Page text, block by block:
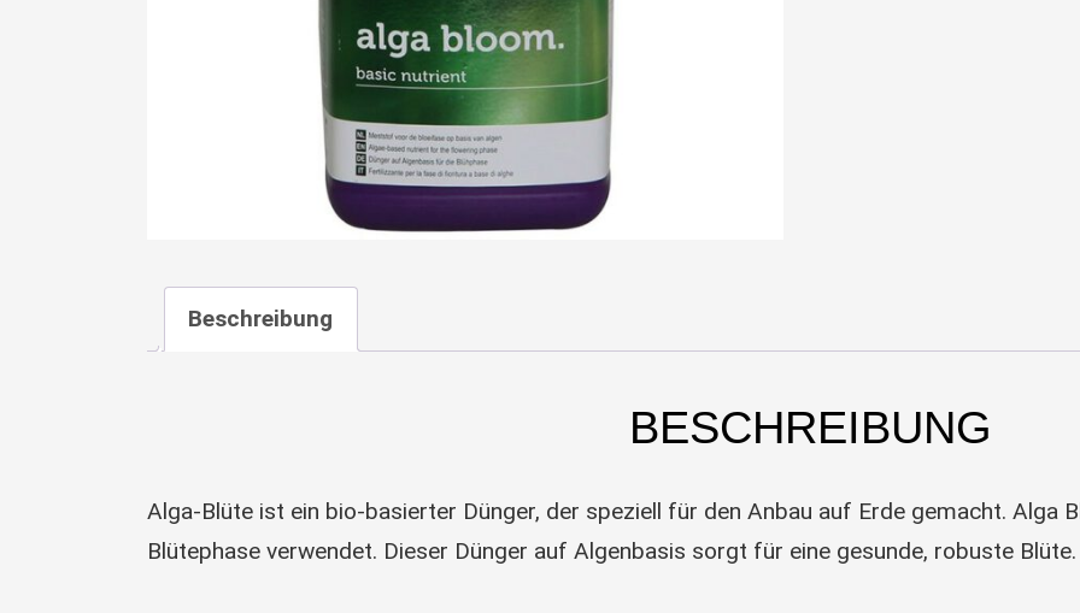
Beschreibung
BESCHREIBUNG
Alga-Blüte ist ein bio-basierter Dünger, der speziell für den Anbau auf Erde gemacht. Alga
Blütephase verwendet. Dieser Dünger auf Algenbasis sorgt für eine gesunde, robuste Blüte.